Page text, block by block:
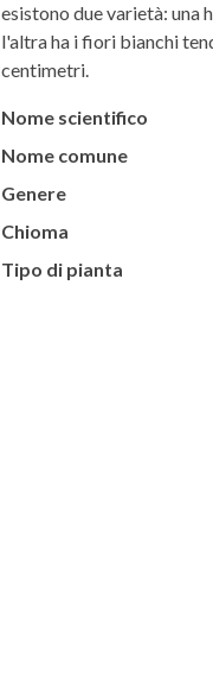
esistono due varietà: una
l'altra ha i fiori bianchi
centimetri.
Nome scientifico
Nome comune
Genere
Chioma
Tipo di pianta